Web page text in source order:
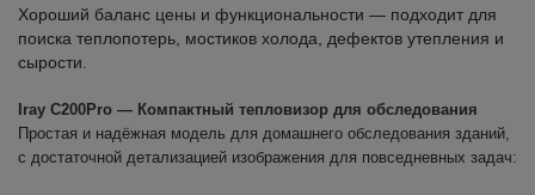
Хороший баланс цены и функциональности — подходит для
поиска теплопотерь, мостиков холода, дефектов утепления и
сырости.
Iray C200Pro — Компактный тепловизор для обследования
Простая и надёжная модель для домашнего обследования зданий,
с достаточной детализацией изображения для повседневных задач: